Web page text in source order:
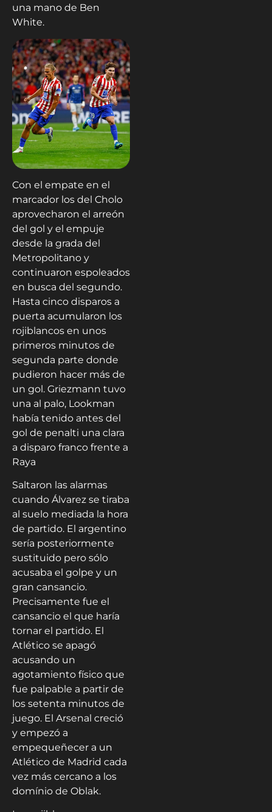
una mano de Ben
White.
Con el empate en el
marcador los del Cholo
aprovecharon el arreón
del gol y el empuje
desde la grada del
Metropolitano y
continuaron espoleados
en busca del segundo.
Hasta cinco disparos a
puerta acumularon los
rojiblancos en unos
primeros minutos de
segunda parte donde
pudieron hacer más de
un gol. Griezmann tuvo
una al palo, Lookman
había tenido antes del
gol de penalti una clara
a disparo franco frente a
Raya
Saltaron las alarmas
cuando Álvarez se tiraba
al suelo mediada la hora
de partido. El argentino
sería posteriormente
sustituido pero sólo
acusaba el golpe y un
gran cansancio.
Precisamente fue el
cansancio el que haría
tornar el partido. El
Atlético se apagó
acusando un
agotamiento físico que
fue palpable a partir de
los setenta minutos de
juego. El Arsenal creció
y empezó a
empequeñecer a un
Atlético de Madrid cada
vez más cercano a los
domínio de Oblak.